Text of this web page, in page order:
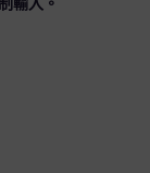
輸入。